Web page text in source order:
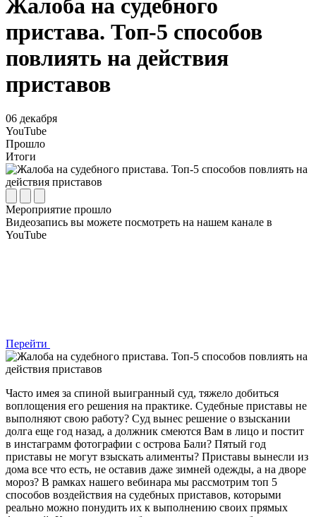
Жалоба на судебного
пристава. Топ-5 способов
повлиять на действия
приставов
06 декабря
YouTube
Прошло
Итоги
Мероприятие прошло
Видеозапись вы можете посмотреть на нашем канале в
YouTube
Перейти
Часто имея за спиной выигранный суд, тяжело добиться
воплощения его решения на практике. Судебные приставы не
выполняют свою работу? Суд вынес решение о взыскании
долга еще год назад, а должник смеются Вам в лицо и постит
в инстаграмм фотографии с острова Бали? Пятый год
приставы не могут взыскать алименты? Приставы вынесли из
дома все что есть, не оставив даже зимней одежды, а на дворе
мороз? В рамках нашего вебинара мы рассмотрим топ 5
способов воздействия на судебных приставов, которыми
реально можно понудить их к выполнению своих прямых